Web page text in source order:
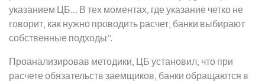
указанием ЦБ... В тех моментах, где указание четко не
говорит, как нужно проводить расчет, банки выбирают
собственные подходы”.
Проанализировав методики, ЦБ установил, что при
расчете обязательств заемщиков, банки обращаются в